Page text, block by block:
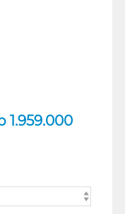
1.959.000